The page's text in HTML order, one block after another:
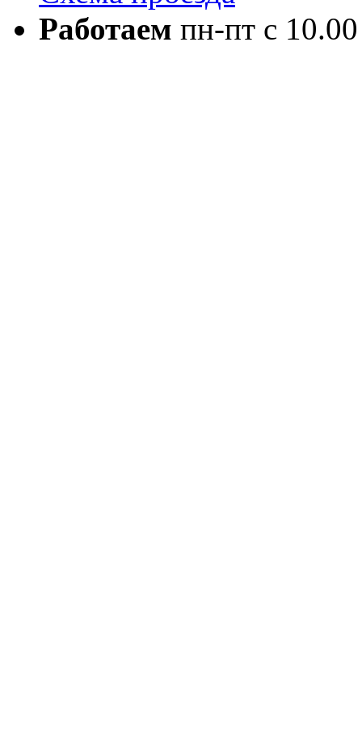
Работаем пн-пт с